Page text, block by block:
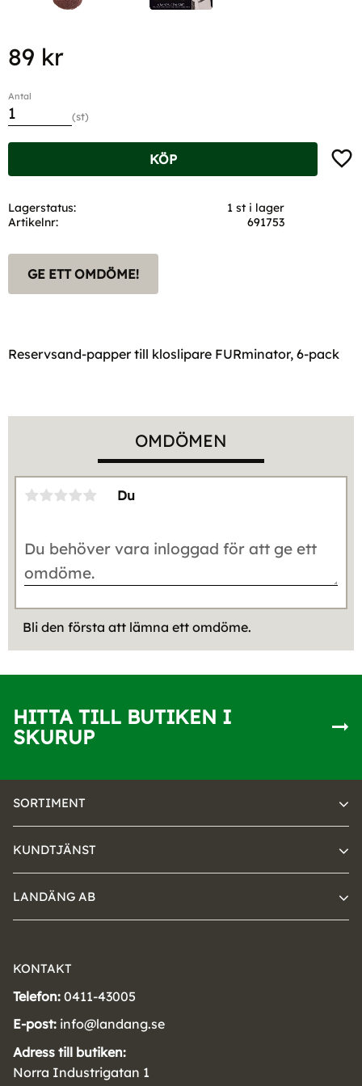
89 kr
Antal
st
KÖP
Lagerstatus
1 st i lager
Artikelnr
691753
GE ETT OMDÖME!
Reservsand-papper till kloslipare FURminator, 6-pack
OMDÖMEN
Du
Bli den första att lämna ett omdöme.
HITTA TILL BUTIKEN I
SKURUP
SORTIMENT
KUNDTJÄNST
LANDÄNG AB
KONTAKT
Telefon: 0411-43005
E-post: info@landang.se
Adress till butiken:
Norra Industrigatan 1